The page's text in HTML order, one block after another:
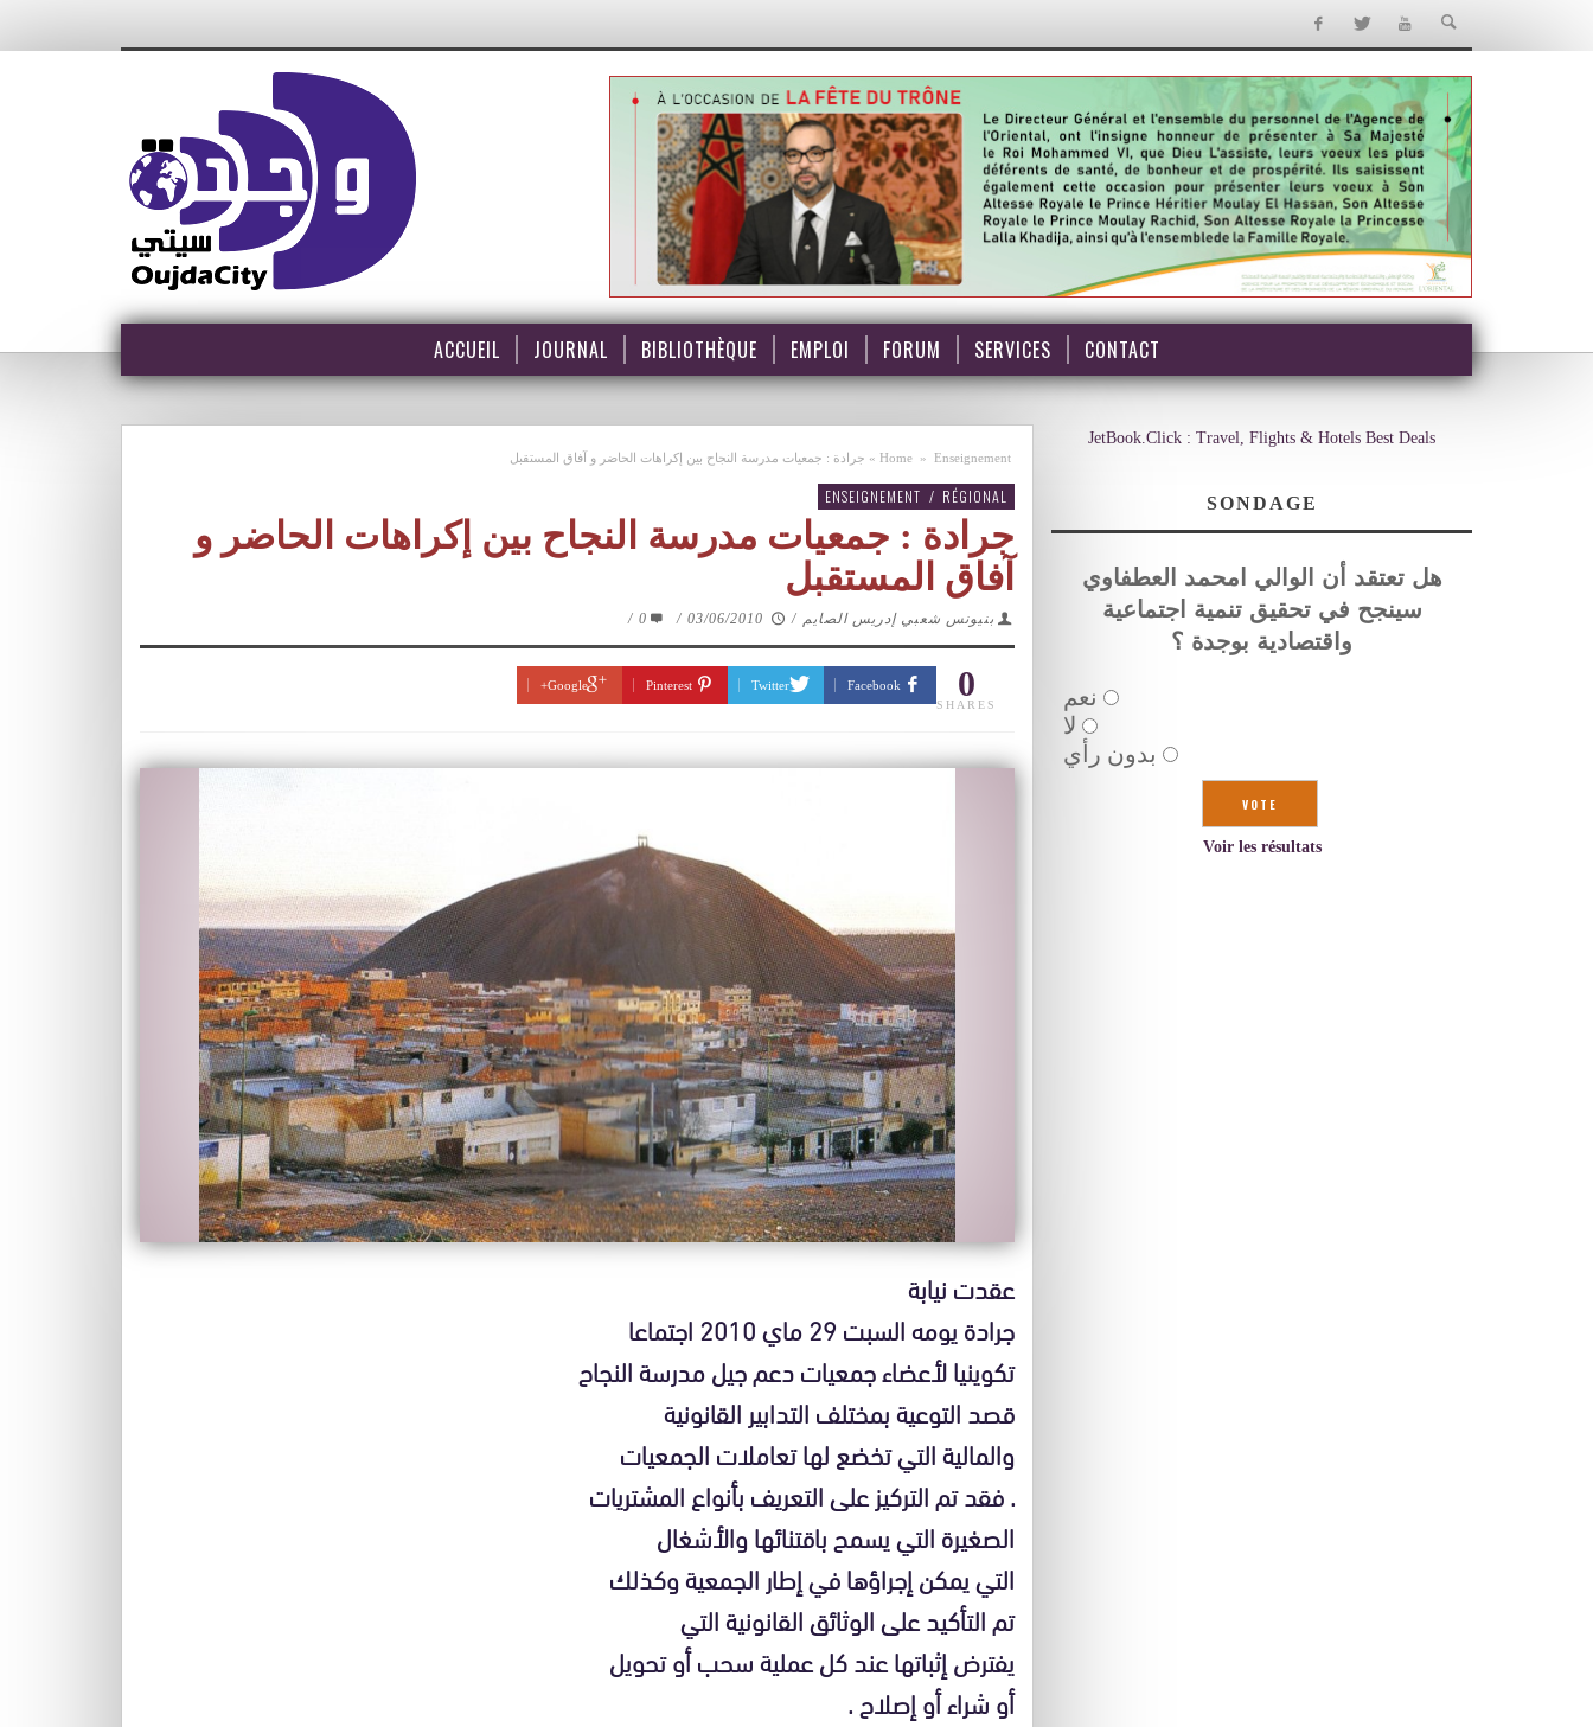
ACCUEIL JOURNAL BIBLIOTHÈQUE EMPLOI FORUM SERVICES CONTACT
Home » Enseignement
» جرادة : جمعيات مدرسة النجاح بين إكراهات الحاضر و آفاق المستقبل
ENSEIGNEMENT / RÉGIONAL
جرادة : جمعيات مدرسة النجاح بين إكراهات الحاضر و
آفاق المستقبل
بنيونس شعبي إدريس الصايم /
03/06/2010
/
0
/
0
SHARES
Facebook
Twitter
Pinterest
Google+
عقدت نيابة
جرادة يومه السبت 29 ماي 2010 اجتماعا
تكوينيا لأعضاء جمعيات دعم جيل مدرسة النجاح
قصد التوعية بمختلف التدابير القانونية
والمالية التي تخضع لها تعاملات الجمعيات
. فقد تم التركيز على التعريف بأنواع المشتريات
الصغيرة التي يسمح باقتنائها والأشغال
التي يمكن إجراؤها في إطار الجمعية وكذلك
تم التأكيد على الوثائق القانونية التي
يفترض إثباتها عند كل عملية سحب أو تحويل
أو شراء أو إصلاح .
JetBook.Click : Travel, Flights & Hotels Best Deals
SONDAGE
هل تعتقد أن الوالي امحمد العطفاوي
سينجح في تحقيق تنمية اجتماعية
واقتصادية بوجدة ؟
نعم
لا
بدون رأي
Voir les résultats